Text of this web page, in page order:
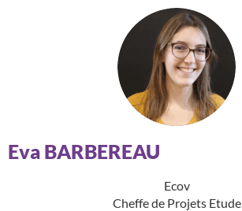
Eva BARBEREAU
Ecov
Cheffe de Projets Etude